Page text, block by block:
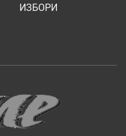
ИЗБОРИ